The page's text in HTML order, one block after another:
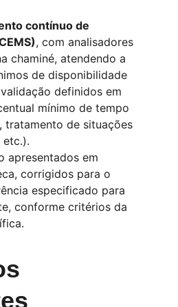
contínuo de
, com analisadores
chaminé, atendendo a
de disponibilidade
definidos em
mínimo de tempo
tratamento de situações
etc.).
apresentados em
corrigidos para o
especificado para
conforme critérios da